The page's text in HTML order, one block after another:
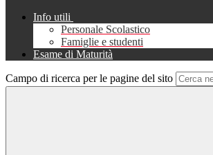
Info utili
Personale Scolastico
Famiglie e studenti
Esame di Maturità
Campo di ricerca per le pagine del sito